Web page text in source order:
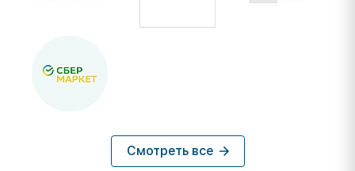
Смотреть все